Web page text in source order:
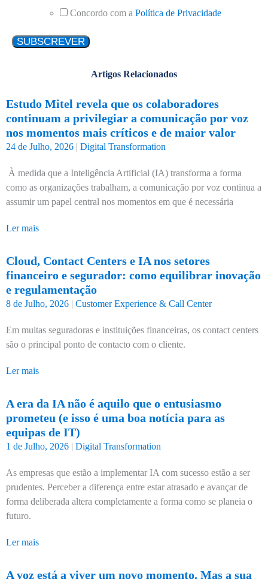
Concordo com a Política de Privacidade
Artigos Relacionados
Estudo Mitel revela que os colaboradores
continuam a privilegiar a comunicação por voz
nos momentos mais críticos e de maior valor
24 de Julho, 2026 | Digital Transformation
À medida que a Inteligência Artificial (IA) transforma a forma
como as organizações trabalham, a comunicação por voz continua a
assumir um papel central nos momentos em que é necessária
Ler mais
Cloud, Contact Centers e IA nos setores
financeiro e segurador: como equilibrar inovação
e regulamentação
8 de Julho, 2026 | Customer Experience & Call Center
Em muitas seguradoras e instituições financeiras, os contact centers
são o principal ponto de contacto com o cliente.
Ler mais
A era da IA não é aquilo que o entusiasmo
prometeu (e isso é uma boa notícia para as
equipas de IT)
1 de Julho, 2026 | Digital Transformation
As empresas que estão a implementar IA com sucesso estão a ser
prudentes. Perceber a diferença entre estar atrasado e avançar de
forma deliberada altera completamente a forma como se planeia o
futuro.
Ler mais
A voz está a viver um novo momento. Mas a sua